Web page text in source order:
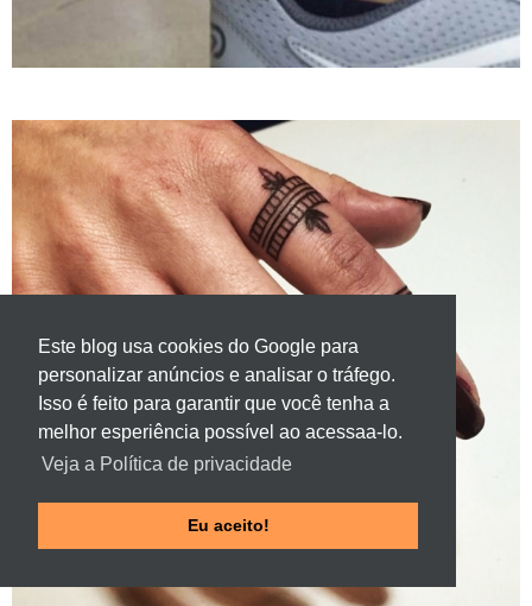
Este blog usa cookies do Google para
personalizar anúncios e analisar o tráfego.
Isso é feito para garantir que você tenha a
melhor esperiência possível ao acessaa-lo.
Veja a Política de privacidade
Eu aceito!